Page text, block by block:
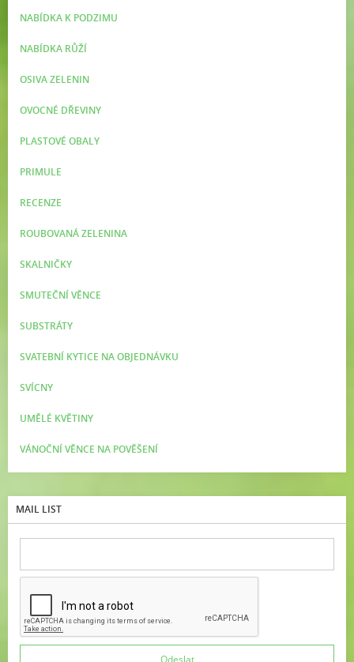
NABÍDKA K PODZIMU
NABÍDKA RŮŽÍ
OSIVA ZELENIN
OVOCNÉ DŘEVINY
PLASTOVÉ OBALY
PRIMULE
RECENZE
ROUBOVANÁ ZELENINA
SKALNIČKY
SMUTEČNÍ VĚNCE
SUBSTRÁTY
SVATEBNÍ KYTICE NA OBJEDNÁVKU
SVÍCNY
UMĚLÉ KVĚTINY
VÁNOČNÍ VĚNCE NA POVĚŠENÍ
MAIL LIST